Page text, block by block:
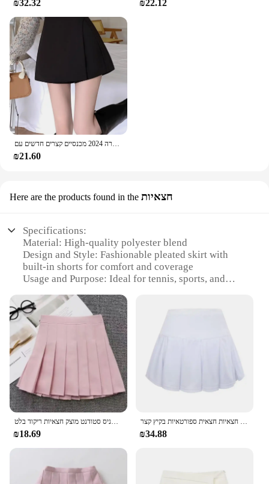
₪32.32 ₪22.12
₪21.60
Here are the products found in the חצאיות
Specifications:
Material: High-quality polyester blend
Design and Style: Fashionable pleated skirt with
built-in shorts for comfort and coverage
Usage and Purpose: Ideal for tennis, sports, and
Typical Adaptive Scenario: Perfect for girls
participating in sports and outdoor activities
Shape or Size or Weight or Quantity: Available in
multiple sizes to fit girls of various ages and body
types
Performance and Property: Moisture-wicking fabric
to keep girls dry during play
Features:
|Wholesale|Vendors|
**Comfort and Versatility**
The Skort Girls Tennis is a perfect blend of style
lifestyle of young tennis enthusiasts. The skirt's
₪18.69 ₪34.88